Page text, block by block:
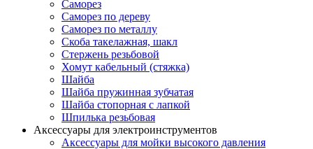
Саморез
Саморез по дереву
Саморез по металлу
Скоба такелажная, шакл
Стержень резьбовой
Хомут кабельный (стяжка)
Шайба
Шайба пружинная зубчатая
Шайба стопорная с лапкой
Шпилька резьбовая
Аксессуары для электроинструментов
Аксессуары для мойки высокого давления